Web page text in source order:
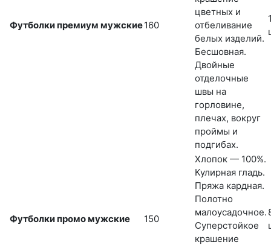
Футболки премиум мужские160
цветных и
отбеливание
белых изделий.
Бесшовная.
Двойные
отделочные
швы на
горловине,
плечах, вокруг
проймы и
подгибах.
Футболки промо мужские 150
Хлопок — 100%.
Кулирная гладь.
Пряжа кардная.
Полотно
малоусадочное.
Суперстойкое
крашение